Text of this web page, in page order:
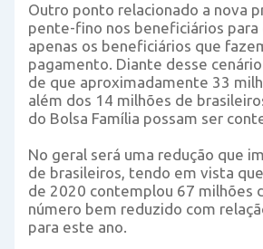
Outro ponto relacionado a nova
pente-fino nos beneficiários
apenas os beneficiários que
pagamento. Diante desse
de que aproximadamente 33
além dos 14 milhões de
do Bolsa Família possam ser
No geral será uma redução que
de brasileiros, tendo em vista
de 2020 contemplou 67 milhões
número bem reduzido com
para este ano.